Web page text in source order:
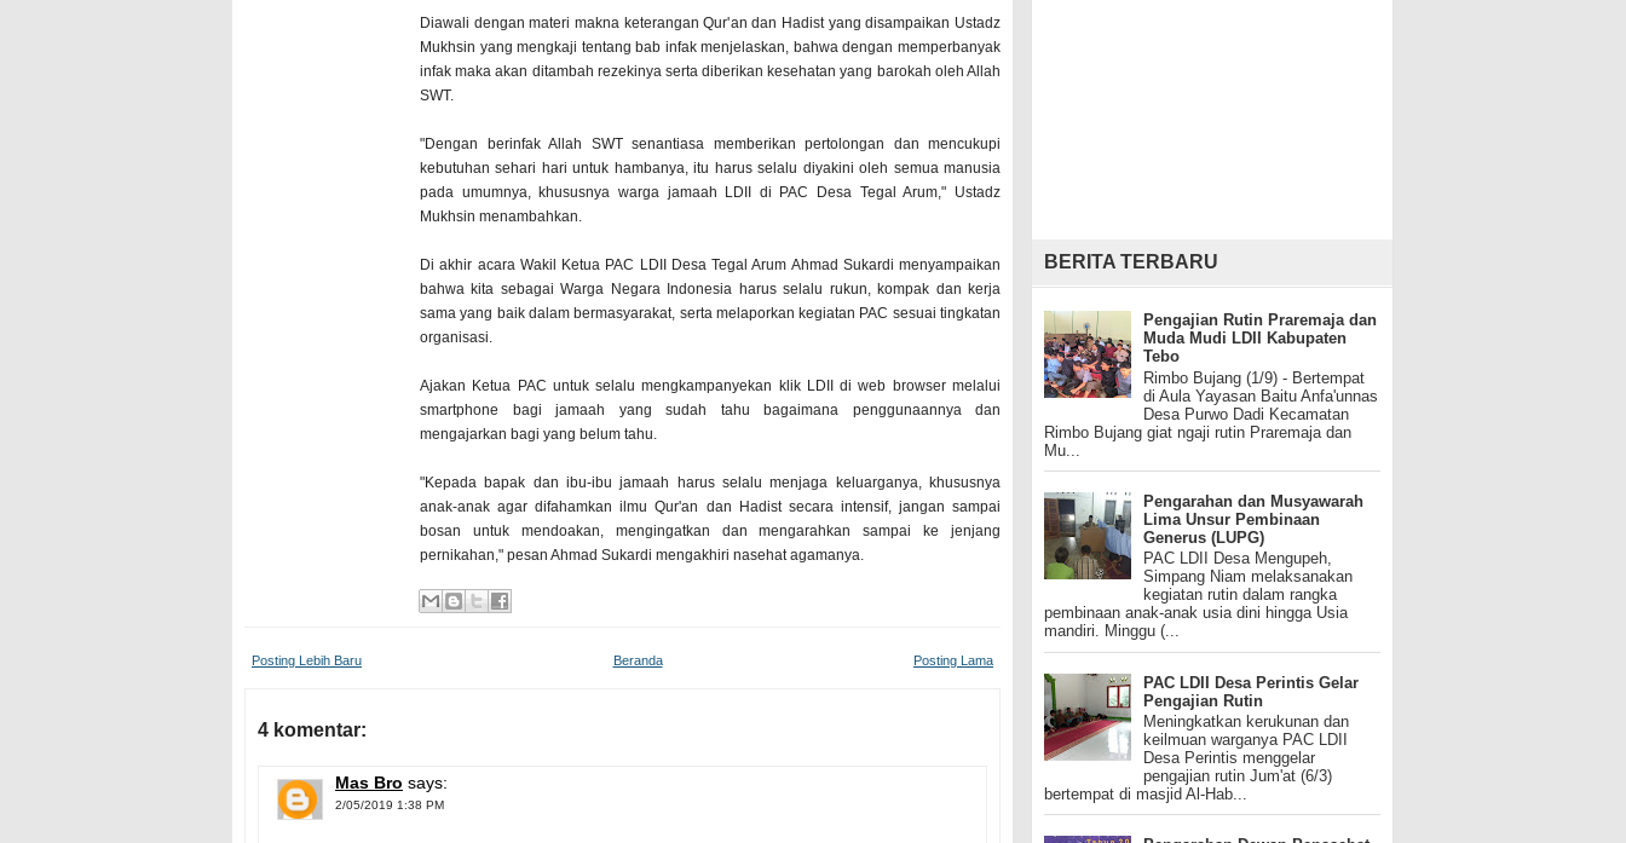
Diawali dengan materi makna keterangan Qur'an dan Hadist yang disampaikan Ustadz
Mukhsin yang mengkaji tentang bab infak menjelaskan, bahwa dengan memperbanyak
infak maka akan ditambah rezekinya serta diberikan kesehatan yang barokah oleh Allah
SWT.
"Dengan berinfak Allah SWT senantiasa memberikan pertolongan dan mencukupi
kebutuhan sehari hari untuk hambanya, itu harus selalu diyakini oleh semua manusia
pada umumnya, khususnya warga jamaah LDII di PAC Desa Tegal Arum," Ustadz
Mukhsin menambahkan.
Di akhir acara Wakil Ketua PAC LDII Desa Tegal Arum Ahmad Sukardi menyampaikan
bahwa kita sebagai Warga Negara Indonesia harus selalu rukun, kompak dan kerja
sama yang baik dalam bermasyarakat, serta melaporkan kegiatan PAC sesuai tingkatan
organisasi.
Ajakan Ketua PAC untuk selalu mengkampanyekan klik LDII di web browser melalui
smartphone bagi jamaah yang sudah tahu bagaimana penggunaannya dan
mengajarkan bagi yang belum tahu.
"Kepada bapak dan ibu-ibu jamaah harus selalu menjaga keluarganya, khususnya
anak-anak agar difahamkan ilmu Qur'an dan Hadist secara intensif, jangan sampai
bosan untuk mendoakan, mengingatkan dan mengarahkan sampai ke jenjang
pernikahan," pesan Ahmad Sukardi mengakhiri nasehat agamanya.
Posting Lebih Baru Posting Lama
Beranda
4 komentar:
Mas Bro says:
2/05/2019 1:38 PM
BERITA TERBARU
Pengajian Rutin Praremaja dan
Muda Mudi LDII Kabupaten
Tebo
Rimbo Bujang (1/9) - Bertempat
di Aula Yayasan Baitu Anfa'unnas
Desa Purwo Dadi Kecamatan
Rimbo Bujang giat ngaji rutin Praremaja dan
Mu...
Pengarahan dan Musyawarah
Lima Unsur Pembinaan
Generus (LUPG)
PAC LDII Desa Mengupeh,
Simpang Niam melaksanakan
kegiatan rutin dalam rangka
pembinaan anak-anak usia dini hingga Usia
mandiri. Minggu (...
PAC LDII Desa Perintis Gelar
Pengajian Rutin
Meningkatkan kerukunan dan
keilmuan warganya PAC LDII
Desa Perintis menggelar
pengajian rutin Jum'at (6/3)
bertempat di masjid Al-Hab...